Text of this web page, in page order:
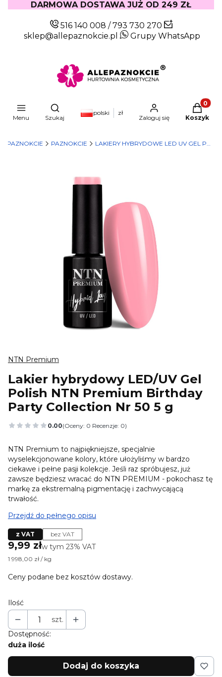
DARMOWA DOSTAWA JUŻ OD 249 ZŁ
516 140 008 /793 730 270
sklep@allepaznokcie.pl
Grupy WhatsApp
Menu
Otwórz wyszukiwarkę
Szukaj
polski zł
Zaloguj się Koszyk
PAZNOKCIE LAKIERY HYBRYDOWE LED UV GEL POLISH
NTN Premium
Lakier hybrydowy LED/UV Gel
Polish NTN Premium Birthday
Party Collection Nr 50 5 g
0.00(Oceny: 0 Recenzje: 0)
Przejdź do sekcji Opinie
NTN Premium to najpiękniejsze, specjalnie
wyselekcjonowane kolory, które ułożyliśmy w bardzo
ciekawe i pełne pasji kolekcje. Jeśli raz spróbujesz, już
zawsze będziesz wracać do NTN PREMIUM - pokochasz tę
markę za ekstremalną pigmentację i zachwycającą
trwałość.
Przejdź do pełnego opisu
z VAT bez VAT
Cena
9,99 złw tym 23% VAT
w tym 23% VAT
1 998,00 zł / kg
Ceny podane bez kosztów dostawy.
Ilość
szt.
Dostępność:
duża ilość
Dodaj do koszyka